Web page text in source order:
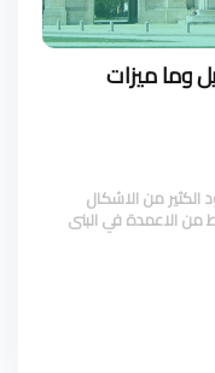
وما ميزات
الكثير من الاشكال
من الاعمدة في البنى